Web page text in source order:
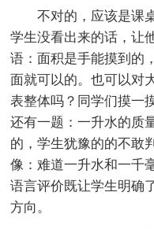
不对的，应该是课
学生没看出来的话，让
语：面积是手能摸到的
面就可以的。也可以对
表整体吗？同学们摸一
还有一题：一升水的质
的，学生犹豫的的不敢
像：难道一升水和一千
语言评价既让学生明确
方向。